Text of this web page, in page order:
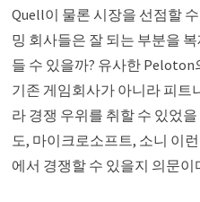
Quell이 물론 시장을 선점할
밍 회사들은 잘 되는 부분을
들 수 있을까? 유사한
기존 게임회사가 아니라 피트
라 경쟁 우위를 취할 수 있었
도, 마이크로소프트, 소니 이
에서 경쟁할 수 있을지 의문